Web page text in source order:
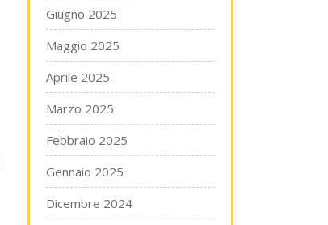
Giugno 2025
Maggio 2025
Aprile 2025
Marzo 2025
Febbraio 2025
Gennaio 2025
Dicembre 2024